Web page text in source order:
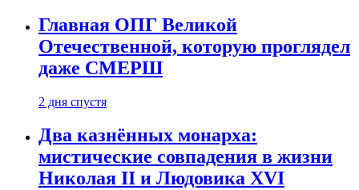
Главная ОПГ Великой
Отечественной, которую проглядел
даже СМЕРШ
2 дня спустя
Два казнённых монарха:
мистические совпадения в жизни
Николая II и Людовика XVI